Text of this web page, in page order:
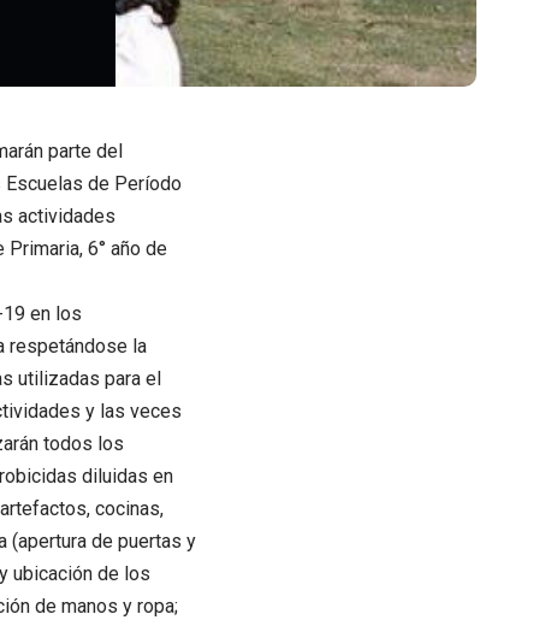
parte del
de Período
actividades
6° año de
en los
respetándose la
utilizadas para el
y las veces
todos los
diluidas en
cocinas,
(apertura de puertas y
ubicación de los
de manos y ropa;